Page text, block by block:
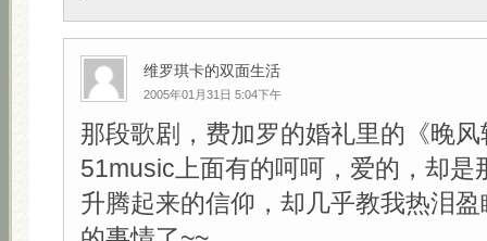
维罗琪卡的双面生活
2005年01月31日 5:04下午
那段歌剧，费加罗的婚礼里的《晚
51music上面有的呵呵，爱的，却是
升腾起来的信仰，却几乎教我热泪